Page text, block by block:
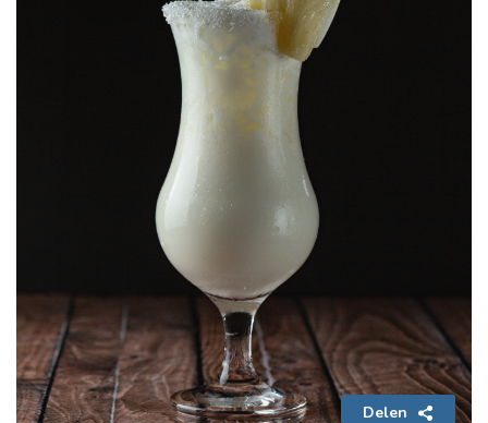
Delen